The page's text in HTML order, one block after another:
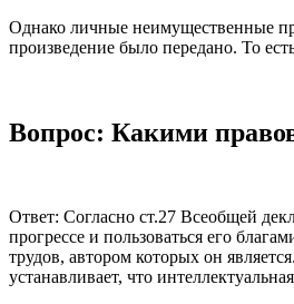
Однако личные неимущественные
произведение было передано. То
Вопрос: Какими
Ответ: Согласно ст.27 Всеобщей
прогрессе и пользоваться его
трудов, автором которых он
устанавливает, что